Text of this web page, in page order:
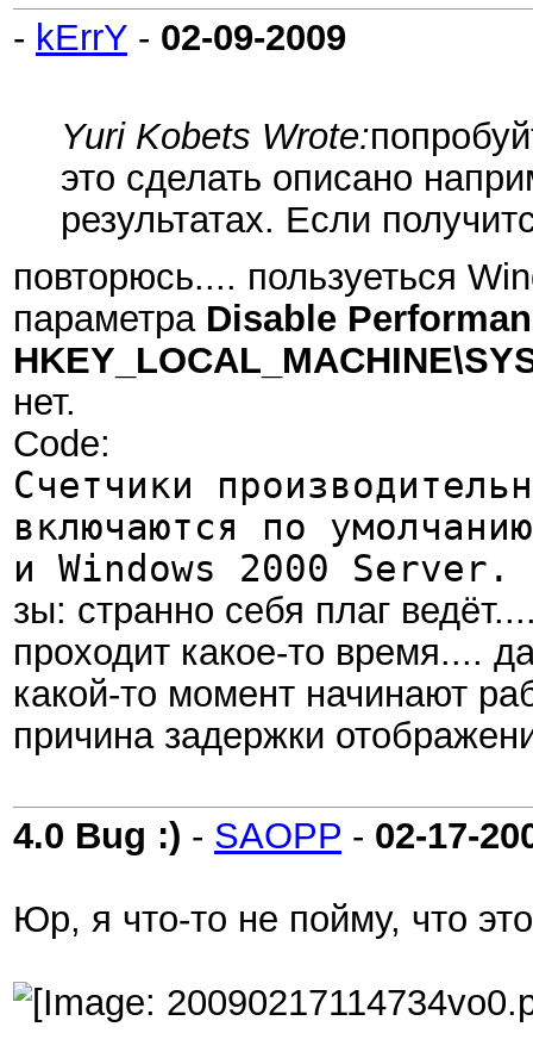
- kErrY - 02-09-2009
Yuri Kobets Wrote:
это сделать описано
результатах. Если
повторюсь.... пользуеться
параметра Disable
нет.
Code:
Счетчики
включаются по
и Windows 2000 Server.
зы: странно себя плаг
проходит какое-то время....
какой-то момент начинают
причина задержки
4.0 Bug :) - SAOPP - 02-17-
Юр, я что-то не пойму, что